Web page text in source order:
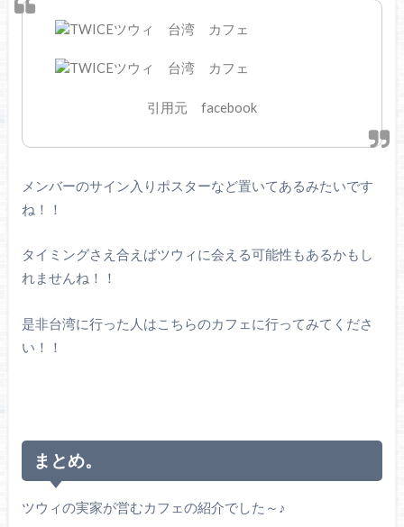
引用元 facebook
メンバーのサイン入りポスターなど置いてあるみたいです
ね！！
タイミングさえ合えばツウィに会える可能性もあるかもし
れませんね！！
是非台湾に行った人はこちらのカフェに行ってみてくださ
い！！
まとめ。
ツウィの実家が営むカフェの紹介でした～♪